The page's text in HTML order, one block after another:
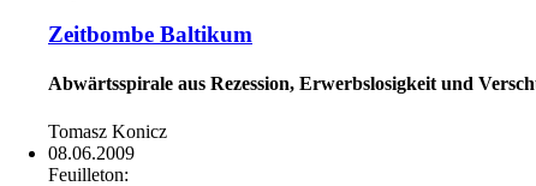
Zeitbombe Baltikum
Abwärtsspirale aus Rezession, Erwerbslosigkeit und
Tomasz Konicz
08.06.2009
Feuilleton: